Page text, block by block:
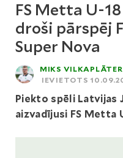
FS Metta U-
droši pārspēj
Super Nova
MIKS
IEVIETOTS
Piekto spēli Latvijas
aizvadījusi FS Metta